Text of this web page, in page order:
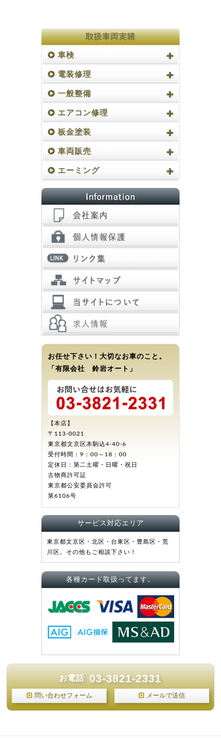
車検
電装修理
一般整備
エアコン修理
板金塗装
車両販売
エーミング
お任せ下さい！大切なお車のこと。
「有限会社 鈴岩オート」
【本店】
〒113-0021
東京都文京区本駒込4-40-6
受付時間：9：00～18：00
定休日：第二土曜・日曜・祝日
古物商許可証
東京都公安委員会許可
第6106号
サービス対応エリア
東京都文京区・北区・台東区・豊島区・荒
川区。その他もご相談下さい！
各種カード取扱ってます。
お電話 03-3821-2331
問い合わせフォーム メールで送信